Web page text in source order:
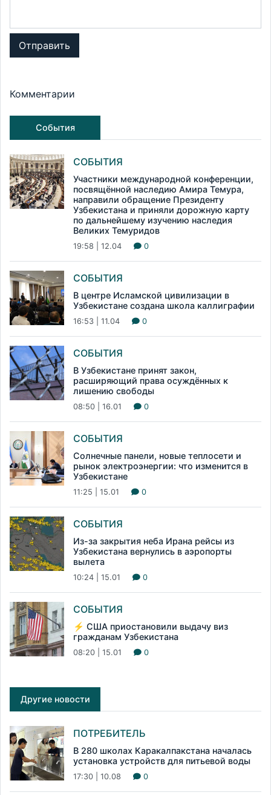
Отправить
Комментарии
События
СОБЫТИЯ
Участники международной конференции,
посвящённой наследию Амира Темура,
направили обращение Президенту
Узбекистана и приняли дорожную карту
по дальнейшему изучению наследия
Великих Темуридов
19:58 | 12.04 0
СОБЫТИЯ
В центре Исламской цивилизации в
Узбекистане создана школа каллиграфии
16:53 | 11.04 0
СОБЫТИЯ
В Узбекистане принят закон,
расширяющий права осуждённых к
лишению свободы
08:50 | 16.01 0
СОБЫТИЯ
Солнечные панели, новые теплосети и
рынок электроэнергии: что изменится в
Узбекистане
11:25 | 15.01 0
СОБЫТИЯ
Из-за закрытия неба Ирана рейсы из
Узбекистана вернулись в аэропорты
вылета
10:24 | 15.01 0
СОБЫТИЯ
⚡️ США приостановили выдачу виз
гражданам Узбекистана
08:20 | 15.01 0
Другие новости
ПОТРЕБИТЕЛЬ
В 280 школах Каракалпакстана началась
установка устройств для питьевой воды
17:30 | 10.08 0